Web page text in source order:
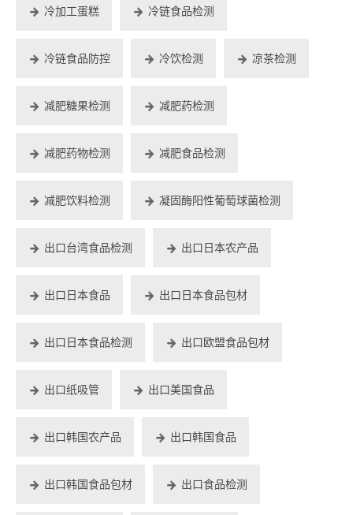
冷加工蛋糕 冷链食品检测
冷链食品防控 冷饮检测 凉茶检测
减肥糖果检测 减肥药检测
减肥药物检测 减肥食品检测
减肥饮料检测 凝固酶阳性葡萄球菌检测
出口台湾食品检测 出口日本农产品
出口日本食品 出口日本食品包材
出口日本食品检测 出口欧盟食品包材
出口纸吸管 出口美国食品
出口韩国农产品 出口韩国食品
出口韩国食品包材 出口食品检测